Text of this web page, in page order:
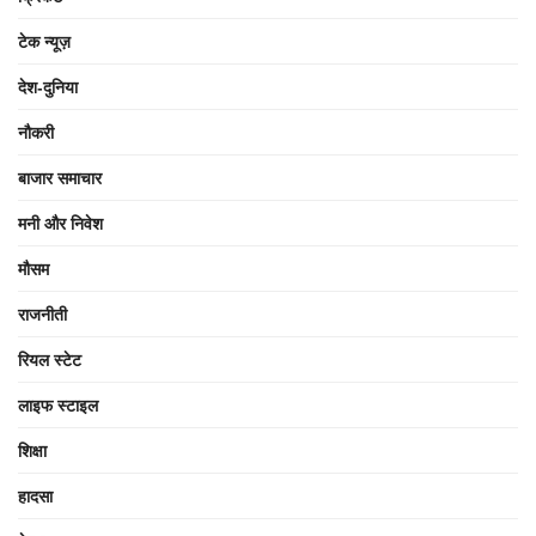
टेक न्यूज़
देश-दुनिया
नौकरी
बाजार समाचार
मनी और निवेश
मौसम
राजनीती
रियल स्टेट
लाइफ स्टाइल
शिक्षा
हादसा